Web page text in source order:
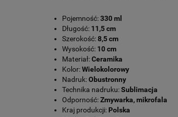
Pojemność:330 ml
Długość: 11,5 cm
Szerokość:8,5 cm
Wysokość: 10 cm
Materiał:Ceramika
Kolor:Wielokolorowy
Nadruk:Obustronny
Technika nadruku:Sublimacja
Odporność:Zmywarka, mikrofala
Kraj produkcji: Polska